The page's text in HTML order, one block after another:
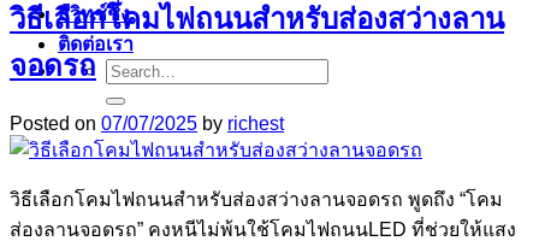
สวิทช์ชิ่ง
ติดต่อเรา
Search
for:
วิธีเลือกโคมไฟถนนสำหรับส่องสว่างลาน
จอดรถ
Posted on 07/07/2025 by richest
วิธีเลือกโคมไฟถนนสำหรับส่องสว่างลานจอดรถ พูดถึง “โคม
ส่องลานจอดรถ” คงหนีไม่พ้นใช้โคมไฟถนนLED ที่ช่วยให้แสง